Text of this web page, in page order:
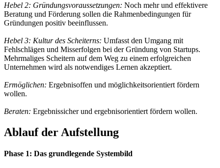
Hebel 2: Gründungsvoraussetzungen: Noch mehr und effektivere
Beratung und Förderung sollen die Rahmenbedingungen für
Gründungen positiv beeinflussen.
Hebel 3: Kultur des Scheiterns: Umfasst den Umgang mit
Fehlschlägen und Misserfolgen bei der Gründung von Startups.
Mehrmaliges Scheitern auf dem Weg zu einem erfolgreichen
Unternehmen wird als notwendiges Lernen akzeptiert.
Ermöglichen: Ergebnisoffen und möglichkeitsorientiert fördern
wollen.
Beraten: Ergebnissicher und ergebnisorientiert fördern wollen.
Ablauf der Aufstellung
Phase 1: Das grundlegende Systembild